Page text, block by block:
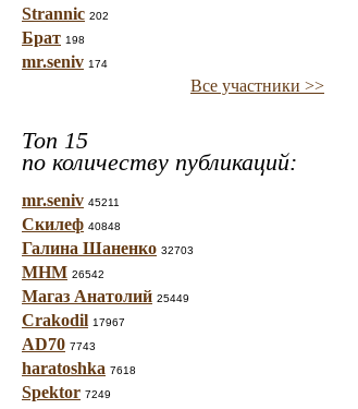
Strannic 202
Брат 198
mr.seniv 174
Все участники >>
Топ 15
по количеству публикаций:
mr.seniv 45211
Скилеф 40848
Галина Шаненко 32703
МНМ 26542
Магаз Анатолий 25449
Crakodil 17967
AD70 7743
haratoshka 7618
Spektor 7249